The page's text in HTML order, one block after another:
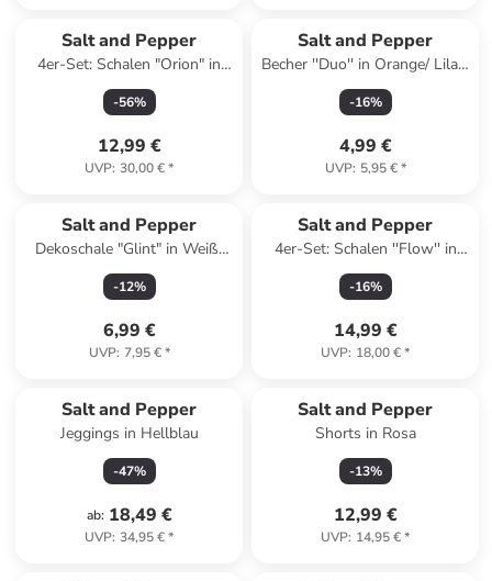
Salt and Pepper
4er-Set: Schalen "Orion" in
Beige - (H)5 x Ø 10 cm
-56%
12,99 €
UVP: 30,00 €*
Salt and Pepper
Becher ''Duo'' in Orange/ Lila -
270 ml
-16%
4,99 €
UVP: 5,95 €*
Salt and Pepper
Dekoschale "Glint" in Weiß/
Gold - (H)5 x Ø 12 cm
-12%
6,99 €
UVP: 7,95 €*
Salt and Pepper
4er-Set: Schalen ''Flow'' in
Dunkelblau/ Weiß - (H)5 x Ø
10 cm
-16%
14,99 €
UVP: 18,00 €*
Salt and Pepper
Jeggings in Hellblau
-47%
ab: 18,49 €
UVP: 34,95 €*
Salt and Pepper
Shorts in Rosa
-13%
12,99 €
UVP: 14,95 €*